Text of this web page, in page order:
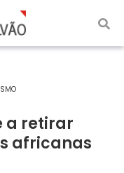
a retirar
africanas